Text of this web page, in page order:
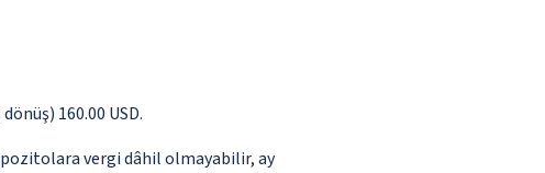
160.00 USD.
vergi dâhil olmayabilir, ay